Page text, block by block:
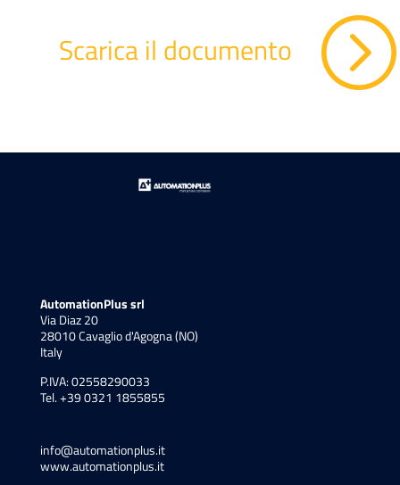
Scarica il documento
AutomationPlus srl
Via Diaz 20
28010 Cavaglio d'Agogna (NO)
Italy
P.IVA: 02558290033
Tel. +39 0321 1855855
info@automationplus.it
www.automationplus.it